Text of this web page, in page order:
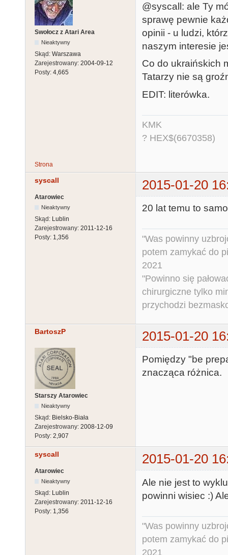
Swołocz z Atari Area
Nieaktywny
Skąd: Warszawa
Zarejestrowany: 2004-09-12
Posty: 4,665
@syscall: ale Ty
sprawę pewnie
opinii - u ludzi,
naszym interesie
Co do ukraińskich
Tatarzy nie są
EDIT: literówka.
KMK
? HEX$(6670358)
Strona
syscall 2015-01-20
Atarowiec
Nieaktywny
Skąd: Lublin
Zarejestrowany: 2011-12-16
Posty: 1,356
20 lat temu to
"Was powinny
potem zamykać do
2021
"Powinno się
chirurgiczne tylko
przychodzi
BartoszP 2015-01-20
Starszy Atarowiec
Nieaktywny
Skąd: Bielsko-Biała
Zarejestrowany: 2008-12-09
Posty: 2,907
Pomiędzy "be
znacząca różnica.
syscall 2015-01-20
Atarowiec
Nieaktywny
Skąd: Lublin
Zarejestrowany: 2011-12-16
Posty: 1,356
Ale nie jest to
powinni wisiec :)
"Was powinny
potem zamykać do
2021